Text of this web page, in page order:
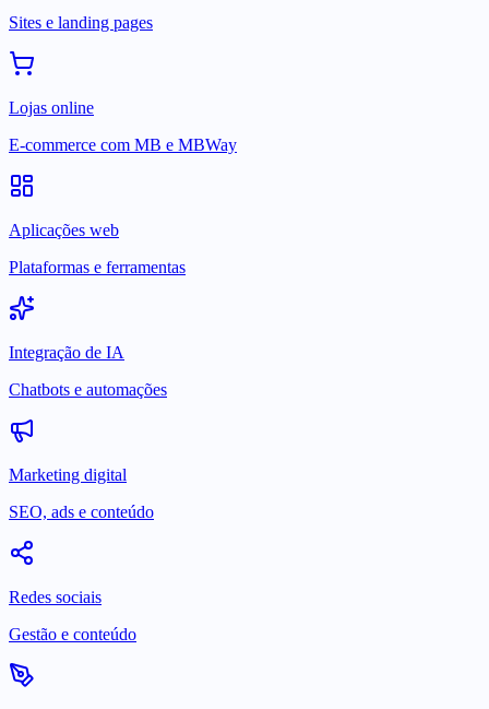
Sites e landing pages
Lojas online
E-commerce com MB e MBWay
Aplicações web
Plataformas e ferramentas
Integração de IA
Chatbots e automações
Marketing digital
SEO, ads e conteúdo
Redes sociais
Gestão e conteúdo